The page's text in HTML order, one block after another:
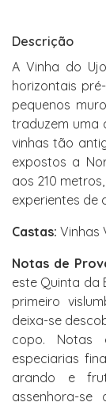
Descrição
A Vinha do
horizontais
pequenos
traduzem uma
vinhas tão
expostos a
aos 210
experientes de
Castas: Vinhas
Notas de
este Quinta da
primeiro
deixa-se
copo. Notas
especiarias
arando e
assenhora-